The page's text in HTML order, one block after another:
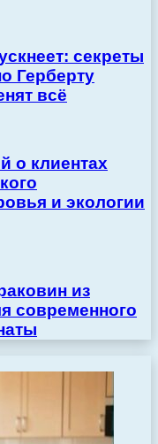
секреты
Герберту
всё
о клиентах
и экологии
из
современного